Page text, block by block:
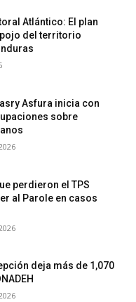
Atlántico: El plan
del territorio
Asfura inicia con
sobre
perdieron el TPS
al Parole en casos
deja más de 1,070